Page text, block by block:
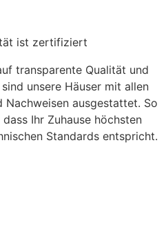
ist zertifiziert
transparente Qualität und
unsere Häuser mit allen
ausgestattet. So
Ihr Zuhause höchsten
Standards entspricht.